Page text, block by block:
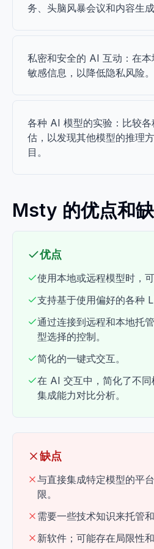
务、头脑风暴会议和内容生成
私密和安全的 AI 互动：在
敏感信息，以降低隐私风险。
各种 AI 模型的实验：比较
估，以发现其他模型的推理
目。
Msty 的优点和
优点
使用本地或远程模型时，可
支持基于使用偏好的各种
通过连接到远程和本地托
型选择的控制。
简化的一键式交互。
在 AI 交互中，简化了不
集成能力对比分析。
缺点
与直接集成特定模型的平
限。
需要一些技术知识来托管
新软件；可能存在局限性和